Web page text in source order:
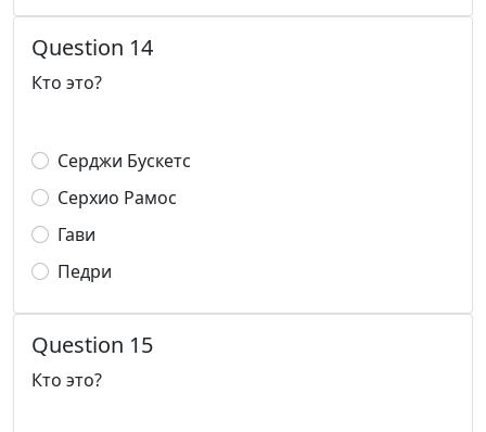
Question 14
Кто это?
Серджи Бускетс
Серхио Рамос
Гави
Педри
Question 15
Кто это?